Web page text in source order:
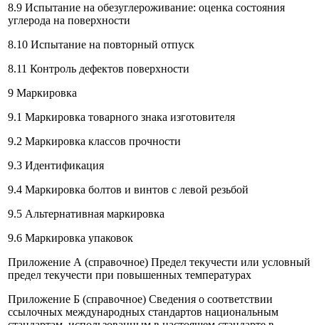
8.9 Испытание на обезуглероживание: оценка состояния
углерода на поверхности
8.10 Испытание на повторный отпуск
8.11 Контроль дефектов поверхности
9 Маркировка
9.1 Маркировка товарного знака изготовителя
9.2 Маркировка классов прочности
9.3 Идентификация
9.4 Маркировка болтов и винтов с левой резьбой
9.5 Альтернативная маркировка
9.6 Маркировка упаковок
Приложение А (справочное) Предел текучести или условный
предел текучести при повышенных температурах
Приложение Б (справочное) Сведения о соответствии
ссылочных международных стандартов национальным